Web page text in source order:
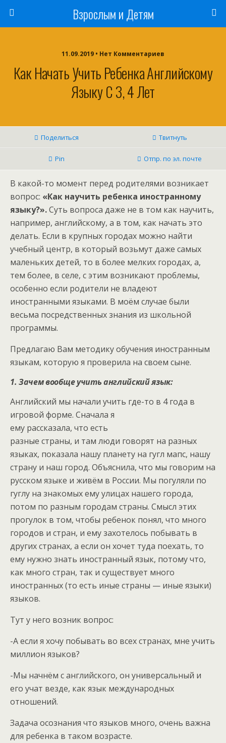
Взрослым и Детям
11.09.2019 • Нет Комментариев
Как Начать Учить Ребенка Английскому
Языку С 3, 4 Лет
Поделиться Твитнуть
Pin Отпр. по эл. почте
В какой-то момент перед родителями возникает
вопрос: «Как научить ребенка иностранному
языку?».Суть вопроса даже не в том как научить,
например, английскому, а в том, как начать это
делать. Если в крупных городах можно найти
учебный центр, в который возьмут даже самых
маленьких детей, то в более мелких городах, а,
тем более, в селе, с этим возникают проблемы,
особенно если родители не владеют
иностранными языками. В моём случае были
весьма посредственных знания из школьной
программы.
Предлагаю Вам методику обучения иностранным
языкам, которую я проверила на своем сыне.
1. Зачем вообще учить английский язык:
Английский мы начали учить где-то в 4 года в
игровой форме. Сначала я
ему рассказала, что есть
разные страны, и там люди говорят на разных
языках, показала нашу планету на гугл мапс, нашу
страну и наш город. Объяснила, что мы говорим на
русском языке и живём в России. Мы погуляли по
гуглу на знакомых ему улицах нашего города,
потом по разным городам страны. Смысл этих
прогулок в том, чтобы ребенок понял, что много
городов и стран, и ему захотелось побывать в
других странах, а если он хочет туда поехать, то
ему нужно знать иностранный язык, потому что,
как много стран, так и существует много
иностранных (то есть иные страны — иные языки)
языков.
Тут у него возник вопрос:
-А если я хочу побывать во всех странах, мне учить
миллион языков?
-Мы начнём с английского, он универсальный и
его учат везде, как язык международных
отношений.
Задача осознания что языков много, очень важна
для ребенка в таком возрасте.